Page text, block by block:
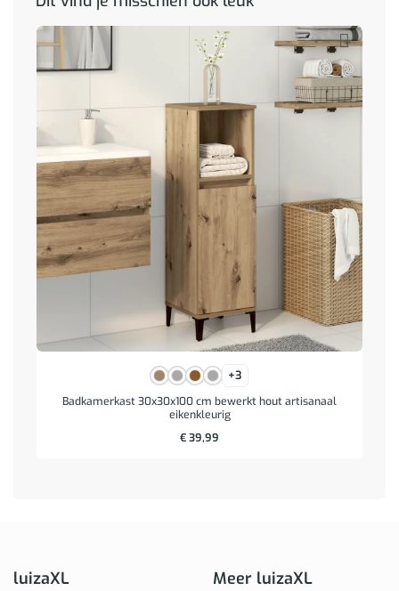
+3
Badkamerkast 30x30x100 cm bewerkt hout artisanaal
eikenkleurig
€39,99
luizaXL Meer luizaXL